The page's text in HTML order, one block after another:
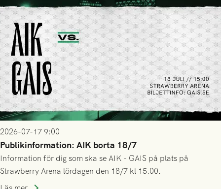
2026-07-17 9:00
Publikinformation: AIK borta 18/7
Information för dig som ska se AIK - GAIS på plats på
Strawberry Arena lördagen den 18/7 kl 15.00.